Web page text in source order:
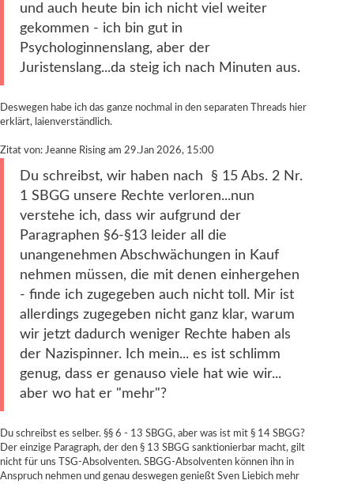
und auch heute bin ich nicht viel weiter
gekommen - ich bin gut in
Psychologinnenslang, aber der
Juristenslang...da steig ich nach Minuten aus.
Deswegen habe ich das ganze nochmal in den separaten Threads hier
erklärt, laienverständlich.
Zitat von: Jeanne Rising am 29.Jan 2026, 15:00
Du schreibst, wir haben nach § 15 Abs. 2 Nr.
1 SBGG unsere Rechte verloren...nun
verstehe ich, dass wir aufgrund der
Paragraphen §6-§13 leider all die
unangenehmen Abschwächungen in Kauf
nehmen müssen, die mit denen einhergehen
- finde ich zugegeben auch nicht toll. Mir ist
allerdings zugegeben nicht ganz klar, warum
wir jetzt dadurch weniger Rechte haben als
der Nazispinner. Ich mein... es ist schlimm
genug, dass er genauso viele hat wie wir...
aber wo hat er "mehr"?
Du schreibst es selber. §§ 6 - 13 SBGG, aber was ist mit § 14 SBGG?
Der einzige Paragraph, der den § 13 SBGG sanktionierbar macht, gilt
nicht für uns TSG-Absolventen. SBGG-Absolventen können ihn in
Anspruch nehmen und genau deswegen genießt Sven Liebich mehr